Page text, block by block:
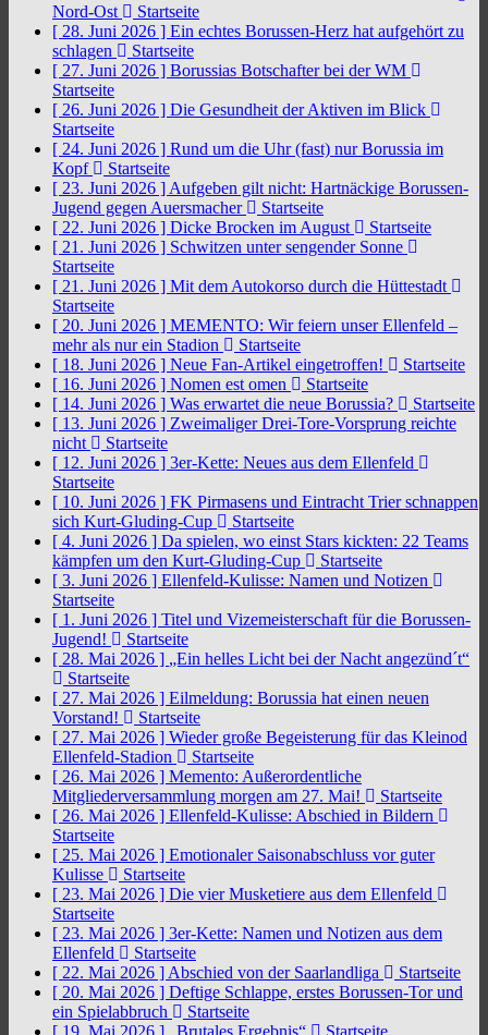
Nord-Ost
Startseite
[ 28. Juni 2026 ] Ein echtes Borussen-Herz hat aufgehört zu
schlagen
Startseite
[ 27. Juni 2026 ] Borussias Botschafter bei der WM
Startseite
[ 26. Juni 2026 ] Die Gesundheit der Aktiven im Blick
Startseite
[ 24. Juni 2026 ] Rund um die Uhr (fast) nur Borussia im
Kopf
Startseite
[ 23. Juni 2026 ] Aufgeben gilt nicht: Hartnäckige Borussen-
Jugend gegen Auersmacher
Startseite
[ 22. Juni 2026 ] Dicke Brocken im August
Startseite
[ 21. Juni 2026 ] Schwitzen unter sengender Sonne
Startseite
[ 21. Juni 2026 ] Mit dem Autokorso durch die Hüttestadt
Startseite
[ 20. Juni 2026 ] MEMENTO: Wir feiern unser Ellenfeld –
mehr als nur ein Stadion
Startseite
[ 18. Juni 2026 ] Neue Fan-Artikel eingetroffen!
Startseite
[ 16. Juni 2026 ] Nomen est omen
Startseite
[ 14. Juni 2026 ] Was erwartet die neue Borussia?
Startseite
[ 13. Juni 2026 ] Zweimaliger Drei-Tore-Vorsprung reichte
nicht
Startseite
[ 12. Juni 2026 ] 3er-Kette: Neues aus dem Ellenfeld
Startseite
[ 10. Juni 2026 ] FK Pirmasens und Eintracht Trier schnappen
sich Kurt-Gluding-Cup
Startseite
[ 4. Juni 2026 ] Da spielen, wo einst Stars kickten: 22 Teams
kämpfen um den Kurt-Gluding-Cup
Startseite
[ 3. Juni 2026 ] Ellenfeld-Kulisse: Namen und Notizen
Startseite
[ 1. Juni 2026 ] Titel und Vizemeisterschaft für die Borussen-
Jugend!
Startseite
[ 28. Mai 2026 ] „Ein helles Licht bei der Nacht angezünd´t“
Startseite
[ 27. Mai 2026 ] Eilmeldung: Borussia hat einen neuen
Vorstand!
Startseite
[ 27. Mai 2026 ] Wieder große Begeisterung für das Kleinod
Ellenfeld-Stadion
Startseite
[ 26. Mai 2026 ] Memento: Außerordentliche
Mitgliederversammlung morgen am 27. Mai!
Startseite
[ 26. Mai 2026 ] Ellenfeld-Kulisse: Abschied in Bildern
Startseite
[ 25. Mai 2026 ] Emotionaler Saisonabschluss vor guter
Kulisse
Startseite
[ 23. Mai 2026 ] Die vier Musketiere aus dem Ellenfeld
Startseite
[ 23. Mai 2026 ] 3er-Kette: Namen und Notizen aus dem
Ellenfeld
Startseite
[ 22. Mai 2026 ] Abschied von der Saarlandliga
Startseite
[ 20. Mai 2026 ] Deftige Schlappe, erstes Borussen-Tor und
ein Spielabbruch
Startseite
[ 19. Mai 2026 ] „Brutales Ergebnis“
Startseite